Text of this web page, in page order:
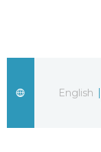
English